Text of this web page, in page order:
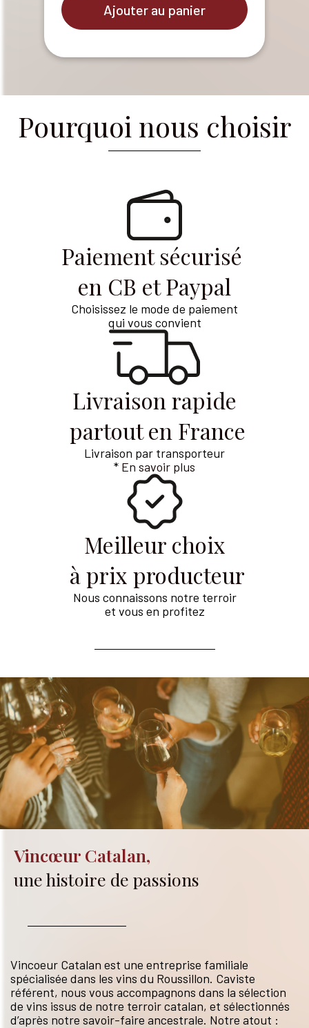
Ajouter au panier
Pourquoi nous choisir
Paiement sécurisé
en CB et Paypal
Choisissez le mode de paiement
qui vous convient
Livraison rapide
partout en France
Livraison par transporteur
* En savoir plus
Meilleur choix
à prix producteur
Nous connaissons notre terroir
et vous en profitez
Vincœur Catalan,
une histoire de passions
Vincoeur Catalan est une entreprise familiale
spécialisée dans les vins du Roussillon. Caviste
référent, nous vous accompagnons dans la sélection
de vins issus de notre terroir catalan, et sélectionnés
d’après notre savoir-faire ancestrale. Notre atout :